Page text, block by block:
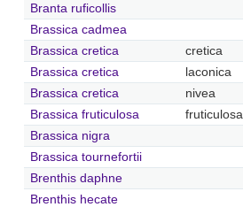
Branta ruficollis
Brassica cadmea
Brassica cretica
cretica
Brassica cretica
laconica
Brassica cretica
nivea
Brassica fruticulosa
fruticulosa
Brassica nigra
Brassica tournefortii
Brenthis daphne
Brenthis hecate